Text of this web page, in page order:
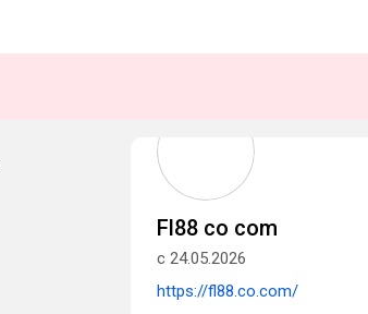
Fl88 co com
с 24.05.2026
https://fl88.co.com/